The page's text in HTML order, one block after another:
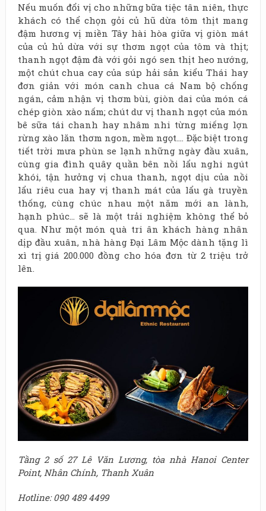
Nếu muốn đổi vị cho những bữa tiệc tân niên, thực
khách có thể chọn gỏi củ hũ dừa tôm thịt mang
đậm hương vị miền Tây hài hòa giữa vị giòn mát
của củ hủ dừa với sự thơm ngọt của tôm và thịt;
thanh ngọt đậm đà với gỏi ngó sen thịt heo nướng,
một chút chua cay của súp hải sản kiểu Thái hay
đơn giản với món canh chua cá Nam bộ chống
ngán, cảm nhận vị thơm bùi, giòn dai của món cá
chép giòn xào nấm; chút dư vị thanh ngọt của món
bê sữa tái chanh hay nhâm nhi từng miếng lợn
rừng xào lăn thơm ngon, mềm ngọt…. Đặc biệt trong
tiết trời mưa phùn se lạnh những ngày đầu xuân,
cùng gia đình quây quần bên nồi lẩu nghi ngút
khói, tận hưởng vị chua thanh, ngọt dịu của nồi
lẩu riêu cua hay vị thanh mát của lẩu gà truyền
thống, cùng chúc nhau một năm mới an lành,
hạnh phúc… sẽ là một trải nghiệm không thể bỏ
qua. Như một món quà tri ân khách hàng nhân
dịp đầu xuân, nhà hàng Đại Lâm Mộc dành tặng lì
xì trị giá 200.000 đồng cho hóa đơn từ 2 triệu trở
lên.
Tầng 2 số 27 Lê Văn Lương, tòa nhà Hanoi Center
Point, Nhân Chính, Thanh Xuân
Hotline: 090 489 4499